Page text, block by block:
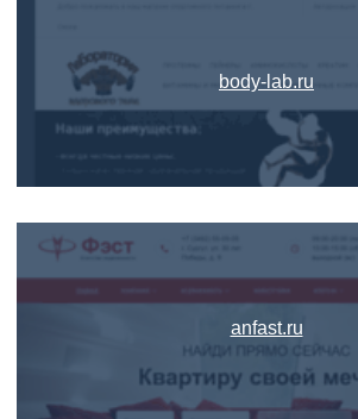
body-lab.ru
anfast.ru